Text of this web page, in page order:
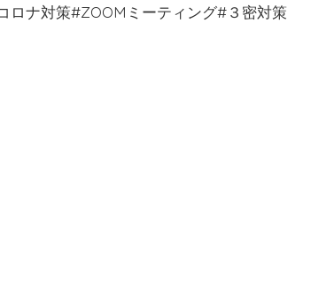
ロナ対策#ZOOMミーティング#３密対策